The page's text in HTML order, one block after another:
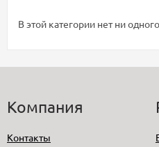
В этой категории нет ни
Компания
Контакты